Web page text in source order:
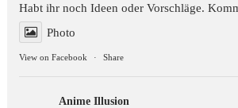
Habt ihr noch Ideen oder Vorschläge.
Photo
View on Facebook · Share
Anime Illusion